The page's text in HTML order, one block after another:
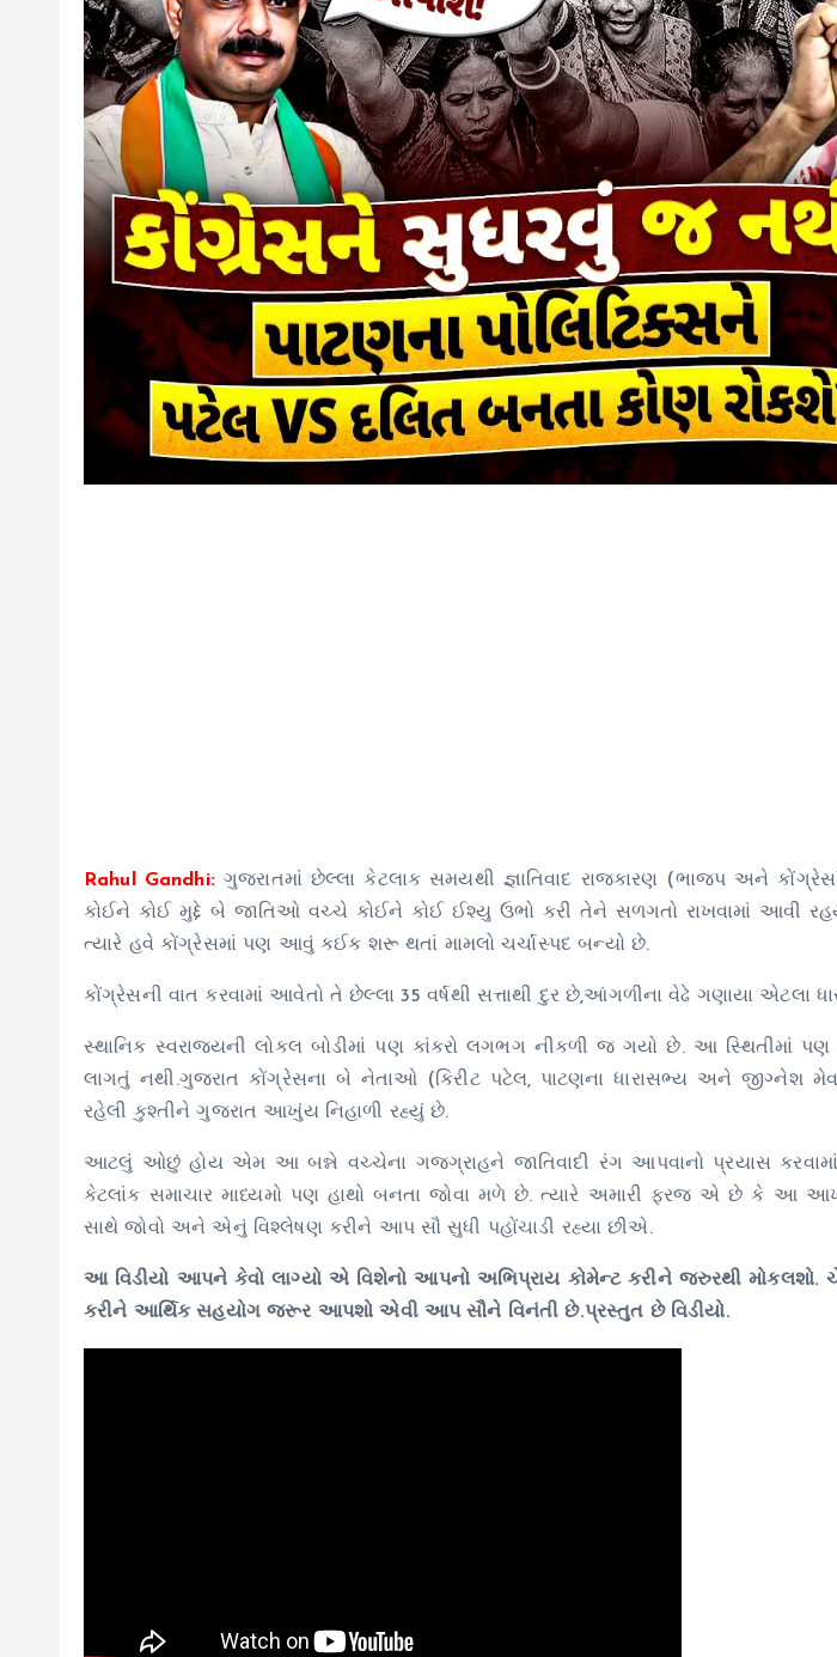
Rahul Gandhi:ગુજરાતમાં છેલ્લા કેટલાક સમયથી જ્ઞાતિવાદ રાજકારણ (ભાજપ અને
કોઈને કોઈ મુદ્દે બે જાતિઓ વચ્ચે કોઈને કોઈ ઈશ્યુ ઉભો કરી તેને સળગતો રાખવામાં આવી
ત્યારે હવે કોંગ્રેસમાં પણ આવું કઈક શરૂ થતાં મામલો ચર્ચાસ્પદ બન્યો છે.
કોંગ્રેસની વાત કરવામાં આવેતો તે છેલ્લા 35 વર્ષથી સત્તાથી દુર છે,આંગળીના વેઢે ગણાયા એટલા
સ્થાનિક સ્વરાજ્યની લોકલ બોડીમાં પણ કાંકરો લગભગ નીકળી જ ગયો છે. આ સ્થિતીમાં
લાગતું નથી.ગુજરાત કોંગ્રેસના બે નેતાઓ (કિરીટ પટેલ, પાટણના ધારાસભ્ય અને જીગ્નેશ
રહેલી કુશ્તીને ગુજરાત આખુંય નિહાળી રહ્યું છે.
આટલું ઓછું હોય એમ આ બન્ને વચ્ચેના ગજગ્રાહને જાતિવાદી રંગ આપવાનો પ્રયાસ
કેટલાંક સમાચાર માધ્યમો પણ હાથો બનતા જોવા મળે છે. ત્યારે અમારી ફરજ એ છે કે આ
સાથે જોવો અને એનું વિશ્લેષણ કરીને આપ સૌ સુધી પહોંચાડી રહ્યા છીએ.
આ વિડીયો આપને કેવો લાગ્યો એ વિશેનો આપનો અભિપ્રાય કોમેન્ટ કરીને જરુરથી
કરીને આર્થિક સહયોગ જરૂર આપશો એવી આપ સૌને વિનંતી છે.પ્રસ્તુત છે વિડીયો.